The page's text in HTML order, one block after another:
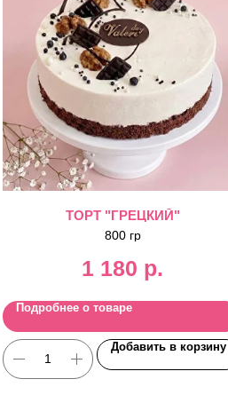
ТОРТ "ГРЕЦКИЙ"
800 гр
1 180 р.
Подробнее о товаре
Добавить в корзину